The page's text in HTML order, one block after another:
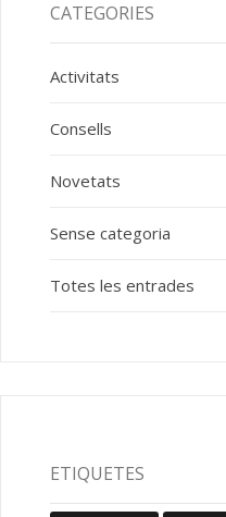
CATEGORIES
Activitats
Consells
Novetats
Sense categoria
Totes les entrades
ETIQUETES